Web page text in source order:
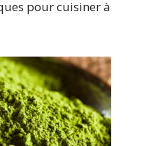
pour cuisiner à